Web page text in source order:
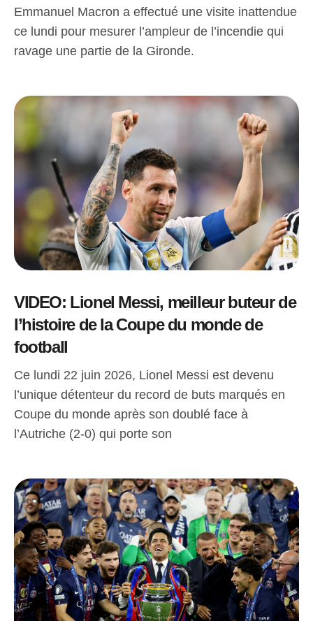
Emmanuel Macron a effectué une visite inattendue
ce lundi pour mesurer l’ampleur de l’incendie qui
ravage une partie de la Gironde.
VIDEO: Lionel Messi, meilleur buteur de
l’histoire de la Coupe du monde de
football
Ce lundi 22 juin 2026, Lionel Messi est devenu
l’unique détenteur du record de buts marqués en
Coupe du monde après son doublé face à
l’Autriche (2-0) qui porte son